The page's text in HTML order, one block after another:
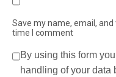
Save my name, email,
time I comment
By using this form
handling of your data